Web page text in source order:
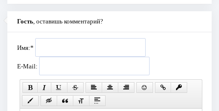
Гость , оставишь комментарий?
Имя:*
E-Mail: